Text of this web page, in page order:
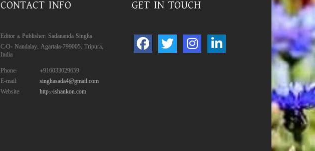
CONTACT INFO
Editor & Publisher: Sadananda Singha
C/O- Nandalay, Agartala-799005, Tripura,
India
Phone:
+916033029659
E-mail:
singhasada4@gmail.com
Website:
http://ishankon.com
GET IN TOUCH